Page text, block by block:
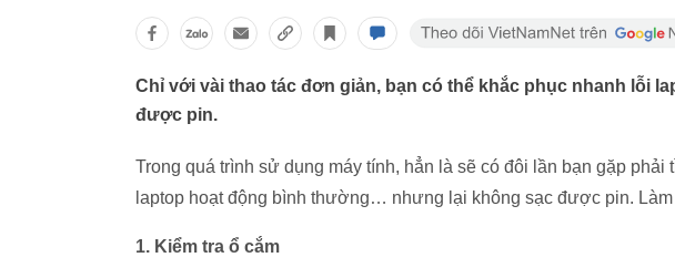
Chỉ với vài thao tác đơn giản, bạn có thể khắc phục nhanh lỗi
được pin.
Trong quá trình sử dụng máy tính, hẳn là sẽ có đôi lần bạn gặp phải
laptop hoạt động bình thường… nhưng lại không sạc được pin.
1. Kiểm tra ổ cắm